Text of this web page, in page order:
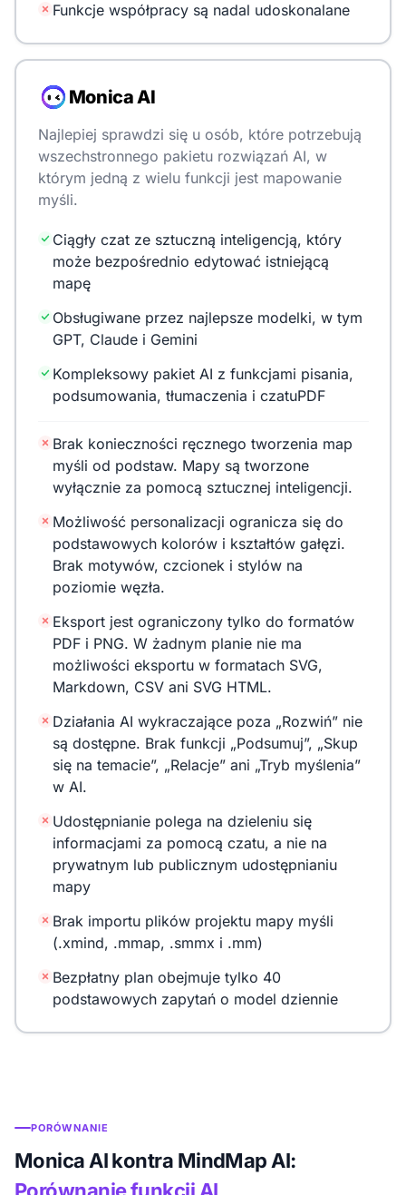
Funkcje współpracy są nadal udoskonalane
Monica AI
Najlepiej sprawdzi się u osób, które potrzebują
wszechstronnego pakietu rozwiązań AI, w
którym jedną z wielu funkcji jest mapowanie
myśli.
Ciągły czat ze sztuczną inteligencją, który
może bezpośrednio edytować istniejącą
mapę
Obsługiwane przez najlepsze modelki, w tym
GPT, Claude i Gemini
Kompleksowy pakiet AI z funkcjami pisania,
podsumowania, tłumaczenia i czatuPDF
Brak konieczności ręcznego tworzenia map
myśli od podstaw. Mapy są tworzone
wyłącznie za pomocą sztucznej inteligencji.
Możliwość personalizacji ogranicza się do
podstawowych kolorów i kształtów gałęzi.
Brak motywów, czcionek i stylów na
poziomie węzła.
Eksport jest ograniczony tylko do formatów
PDF i PNG. W żadnym planie nie ma
możliwości eksportu w formatach SVG,
Markdown, CSV ani SVG HTML.
Działania AI wykraczające poza „Rozwiń” nie
są dostępne. Brak funkcji „Podsumuj”, „Skup
się na temacie”, „Relacje” ani „Tryb myślenia”
w AI.
Udostępnianie polega na dzieleniu się
informacjami za pomocą czatu, a nie na
prywatnym lub publicznym udostępnianiu
mapy
Brak importu plików projektu mapy myśli
(.xmind, .mmap, .smmx i .mm)
Bezpłatny plan obejmuje tylko 40
podstawowych zapytań o model dziennie
PORÓWNANIE
Monica AI kontra MindMap AI: